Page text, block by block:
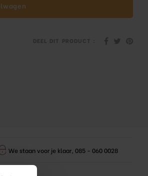
We staan voor je klaar, 085 - 060 0028